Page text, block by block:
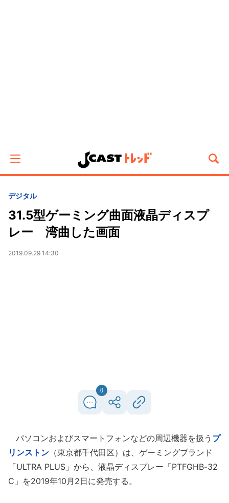
デジタル
31.5型ゲーミング曲面液晶ディスプ
レー 湾曲した画面
2019.09.29 14:30
0
パソコンおよびスマートフォンなどの周辺機器を扱う プ
リンストン （東京都千代田区）は、ゲーミングブランド
「ULTRA PLUS」から、液晶ディスプレー「PTFGHB-32
C」を2019年10月2日に発売する。